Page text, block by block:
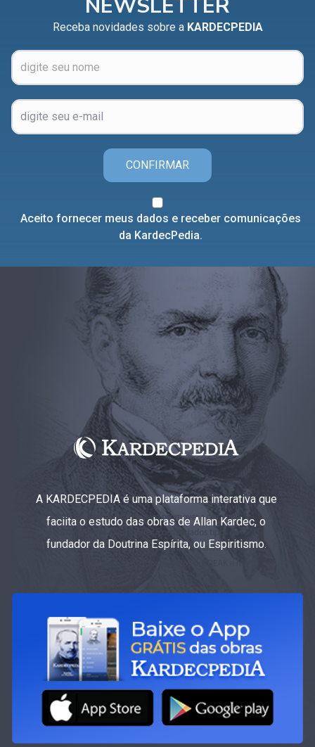
NEWSLETTER
Receba novidades sobre a KARDECPEDIA
CONFIRMAR
Aceito fornecer meus dados e receber comunicações
da KardecPedia.
A KARDECPEDIA é uma plataforma interativa que
faciita o estudo das obras de Allan Kardec, o
fundador da Doutrina Espírita, ou Espiritismo.